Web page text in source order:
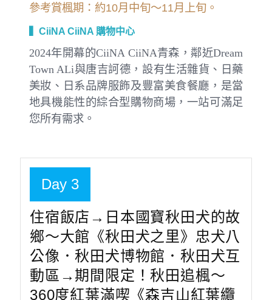
參考賞楓期：約10月中旬～11月上旬。
▍CiiNA CiiNA 購物中心
2024年開幕的CiiNA CiiNA青森，鄰近Dream
Town ALi與唐吉訶德，設有生活雜貨、日藥
美妝、日系品牌服飾及豐富美食餐廳，是當
地具機能性的綜合型購物商場，一站可滿足
您所有需求。
Day 3
住宿飯店→日本國寶秋田犬的故
鄉～大館《秋田犬之里》忠犬八
公像．秋田犬博物館．秋田犬互
動區→期間限定！秋田追楓～
360度紅葉滿喫《森吉山紅葉纜